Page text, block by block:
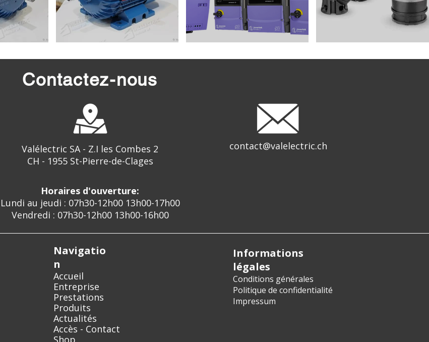
Contactez-nous
Valélectric SA - Z.I les Combes 2
CH - 1955 St-Pierre-de-Clages
contact@valelectric.ch
Horaires d'ouverture:
Lundi au jeudi : 07h30-12h00 13h00-17h00
Vendredi : 07h30-12h00 13h00-16h00
Navigatio
n
Accueil
Entreprise
Prestations
Produits
Actualités
Accès - Contact
Shop
Informations
légales
Conditions générales
Politique de confidentialité
Impressum